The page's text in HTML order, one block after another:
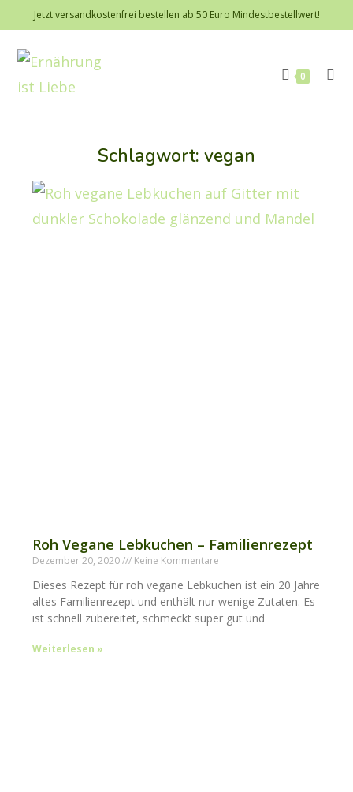
Jetzt versandkostenfrei bestellen ab 50 Euro Mindestbestellwert!
0
Schlagwort: vegan
Roh Vegane Lebkuchen – Familienrezept
Dezember 20, 2020 Keine Kommentare
Dieses Rezept für roh vegane Lebkuchen ist ein 20 Jahre
altes Familienrezept und enthält nur wenige Zutaten. Es
ist schnell zubereitet, schmeckt super gut und
Weiterlesen »